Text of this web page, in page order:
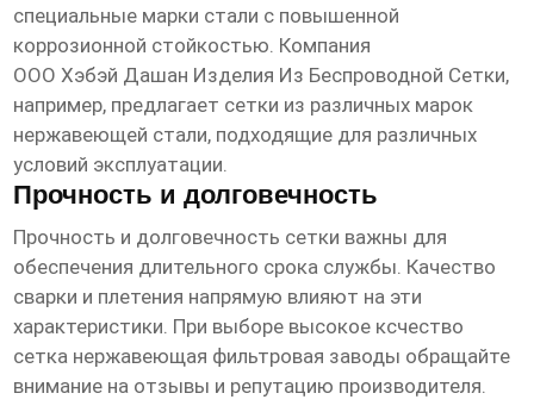
специальные марки стали с повышенной
коррозионной стойкостью. Компания
ООО Хэбэй Дашан Изделия Из Беспроводной Сетки,
например, предлагает сетки из различных марок
нержавеющей стали, подходящие для различных
условий эксплуатации.
Прочность и долговечность
Прочность и долговечность сетки важны для
обеспечения длительного срока службы. Качество
сварки и плетения напрямую влияют на эти
характеристики. При выборе высокое ксчество
сетка нержавеющая фильтровая заводы обращайте
внимание на отзывы и репутацию производителя.